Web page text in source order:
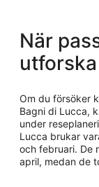
När
Om du försöker
Bagni di Lucca,
under
Lucca brukar
och februari. De
april, medan de